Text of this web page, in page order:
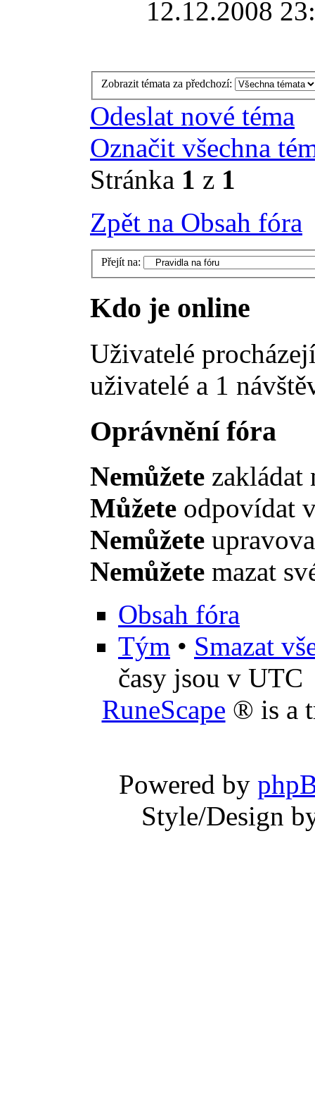
12.12.2008
Zobrazit témata za předchozí:
Odeslat nové téma
Označit všechna
Stránka 1 z 1
Zpět na Obsah fóra
Přejít na:
Kdo je online
Uživatelé
uživatelé a 1
Oprávnění fóra
Nemůžete zakládat
Můžete odpovídat
Nemůžete
Nemůžete mazat
Obsah fóra
Tým • Smazat
časy jsou v UTC
RuneScape ® is a
Powered by
Style/Design